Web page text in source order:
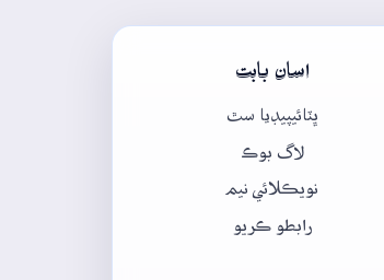
اسان بابت
ڀٽائيپيڊيا سٿ
لاگ بوڪ
نويڪلائي نيم
رابطو ڪريو